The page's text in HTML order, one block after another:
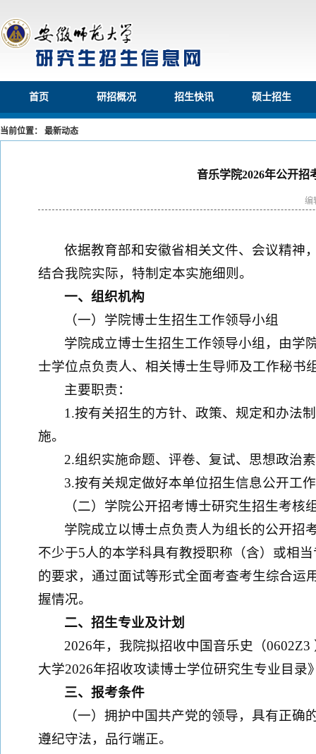
首页 研招概况 招生快讯 硕士招生
当前位置： 最新动态
音乐学院2026年公开招
编
依据教育部和安徽省相关文件、会议精神
结合我院实际，特制定本实施细则。
一、组织机构
（一）学院博士生招生工作领导小组
学院成立博士生招生工作领导小组，由学
士学位点负责人、相关博士生导师及工作秘书
主要职责：
1.按有关招生的方针、政策、规定和办法
施。
2.组织实施命题、评卷、复试、思想政治
3.按有关规定做好本单位招生信息公开工
（二）学院公开招考博士研究生招生考核
学院成立以博士点负责人为组长的公开招
不少于5人的本学科具有教授职称（含）或相
的要求，通过面试等形式全面考查考生综合运
握情况。
二、招生专业及计划
2026年，我院拟招收中国音乐史（
大学2026年招收攻读博士学位研究生专业目录
三、报考条件
（一）拥护中国共产党的领导，具有正
遵纪守法，品行端正。